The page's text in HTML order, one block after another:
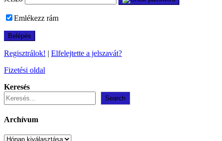
Emlékezz rám
Regisztrálok! | Elfelejtette a jelszavát?
Fizetési oldal
Keresés
Search
Archívum
Archívum